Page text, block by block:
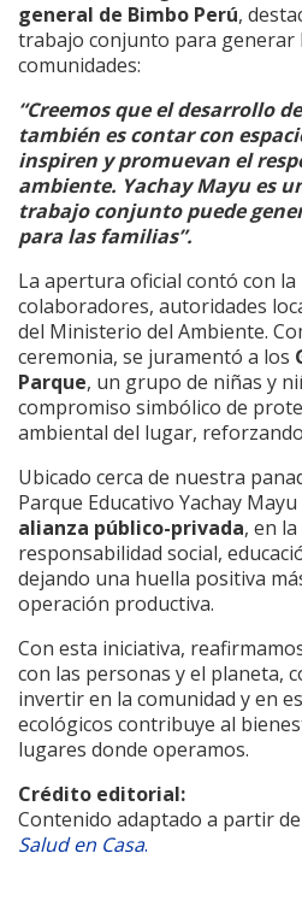
general de Bimbo Perú,
trabajo conjunto para generar
comunidades:
“Creemos que el desarrollo
también es contar con
inspiren y promuevan el
ambiente. Yachay Mayu es
trabajo conjunto puede
para las familias”.
La apertura oficial contó con
colaboradores, autoridades
del Ministerio del Ambiente.
ceremonia, se juramentó a los
Parque, un grupo de niñas y
compromiso simbólico de
ambiental del lugar,
Ubicado cerca de nuestra
Parque Educativo Yachay
alianza público-privada, en
responsabilidad social,
dejando una huella positiva
operación productiva.
Con esta iniciativa,
con las personas y el planeta,
invertir en la comunidad y en
ecológicos contribuye al
lugares donde operamos.
Crédito editorial:
Contenido adaptado a partir
Salud en Casa.